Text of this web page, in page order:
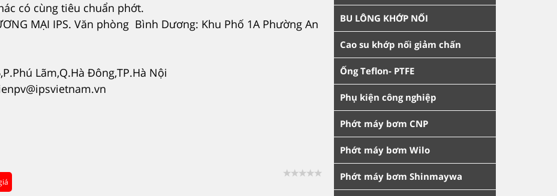
có cùng tiêu chuẩn phớt.
MẠI IPS. Văn phòng Bình Dương: Khu Phố 1A Phường An
Lãm,Q.Hà Đông,TP.Hà Nội
BU LÔNG KHỚP NỐI
Cao su khớp nối giảm chấn
Ống Teflon- PTFE
Phụ kiện công nghiệp
Phớt máy bơm CNP
Phớt máy bơm Wilo
Phớt máy bơm Shinmaywa